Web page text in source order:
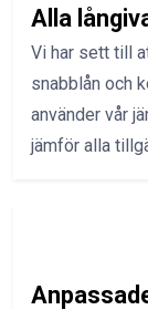
Alla
Vi har sett till
snabblån och
använder vår
jämför alla